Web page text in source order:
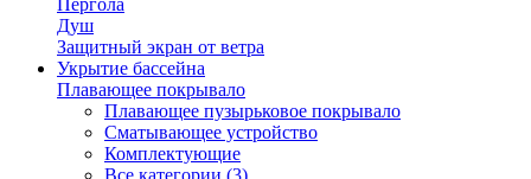
Пергола
Душ
Защитный экран от ветра
Укрытие бассейна
Плавающее покрывало
Плавающее пузырьковое покрывало
Сматывающее устройство
Комплектующие
Все категории (3)